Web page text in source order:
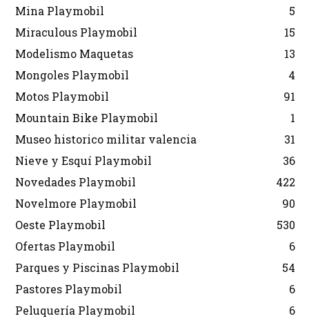
Mina Playmobil
5
Miraculous Playmobil
15
Modelismo Maquetas
13
Mongoles Playmobil
4
Motos Playmobil
91
Mountain Bike Playmobil
1
Museo historico militar valencia
31
Nieve y Esquí Playmobil
36
Novedades Playmobil
422
Novelmore Playmobil
90
Oeste Playmobil
530
Ofertas Playmobil
6
Parques y Piscinas Playmobil
54
Pastores Playmobil
6
Peluquería Playmobil
6